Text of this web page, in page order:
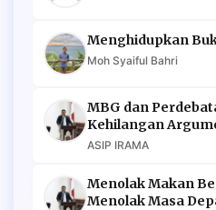
Menghidupkan
Moh Syaiful Bahri
MBG dan
Kehilangan
ASIP IRAMA
Menolak Makan
Menolak Masa